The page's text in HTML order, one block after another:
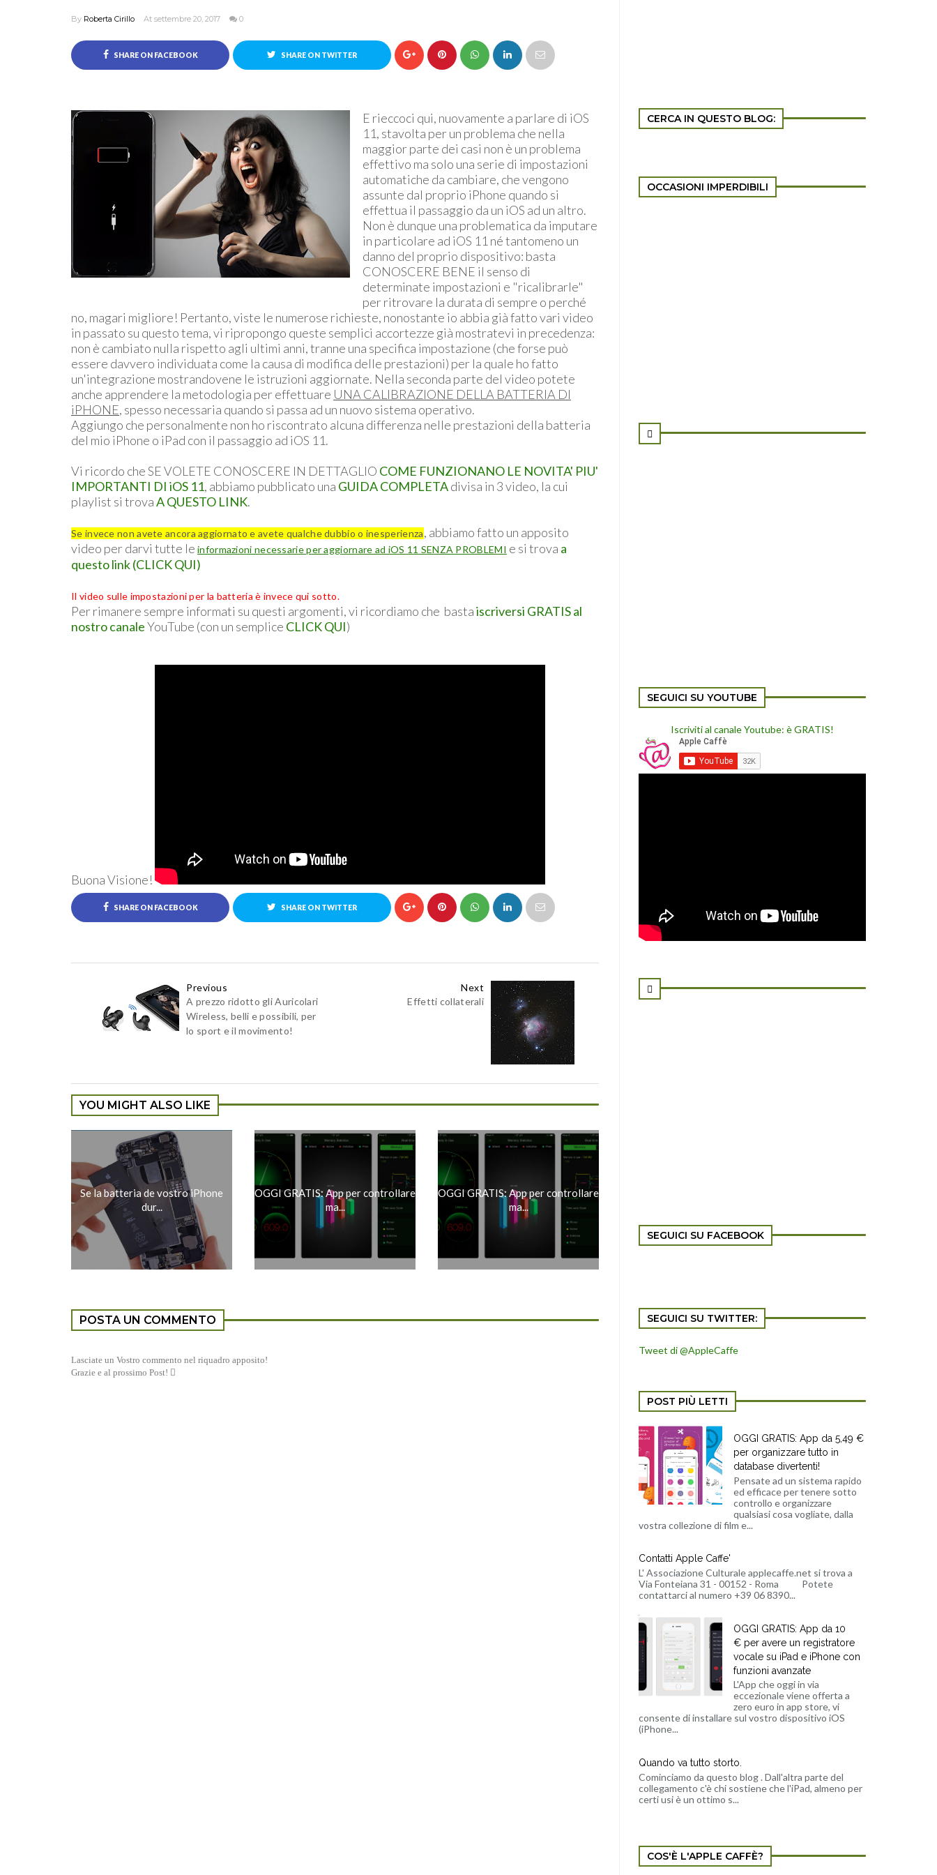
By Roberta Cirillo At settembre 20, 2017 0
SHARE ON FACEBOOK SHARE ON TWITTER
E rieccoci qui, nuovamente a parlare di iOS
11, stavolta per un problema che nella
maggior parte dei casi non è un problema
effettivo ma solo una serie di impostazioni
automatiche da cambiare, che vengono
assunte dal proprio iPhone quando si
effettua il passaggio da un iOS ad un altro.
Non è dunque una problematica da imputare
in particolare ad iOS 11 né tantomeno un
danno del proprio dispositivo: basta
CONOSCERE BENE il senso di
determinate impostazioni e "ricalibrarle"
per ritrovare la durata di sempre o perché
no, magari migliore! Pertanto, viste le numerose richieste, nonostante io abbia già fatto vari video
in passato su questo tema, vi ripropongo queste semplici accortezze già mostratevi in precedenza:
non è cambiato nulla rispetto agli ultimi anni, tranne una specifica impostazione (che forse può
essere davvero individuata come la causa di modifica delle prestazioni) per la quale ho fatto
un'integrazione mostrandovene le istruzioni aggiornate. Nella seconda parte del video potete
anche apprendere la metodologia per effettuare UNA CALIBRAZIONE DELLA BATTERIA DI
iPHONE, spesso necessaria quando si passa ad un nuovo sistema operativo.
Aggiungo che personalmente non ho riscontrato alcuna differenza nelle prestazioni della batteria
del mio iPhone o iPad con il passaggio ad iOS 11.
Vi ricordo che SE VOLETE CONOSCERE IN DETTAGLIO COME FUNZIONANO LE NOVITA' PIU'
IMPORTANTI DI iOS 11, abbiamo pubblicato una GUIDA COMPLETAdivisa in 3 video, la cui
playlist si trovaA QUESTO LINK.
Se invece non avete ancora aggiornato e avete qualche dubbio o inesperienza, abbiamo fatto un apposito
video per darvi tutte le informazioni necessarie per aggiornare ad iOS 11 SENZA PROBLEMI e si trova a
questo link (CLICK QUI)
Il video sulle impostazioni per la batteria è invece qui sotto.
Per rimanere sempre informati su questi argomenti, vi ricordiamo che bastaiscriversi GRATIS al
nostro canaleYouTube (con un semplice CLICK QUI)
Buona Visione!
SHARE ON FACEBOOK SHARE ON TWITTER
Next
Effetti collaterali
Previous
A prezzo ridotto gli Auricolari
Wireless, belli e possibili, per
lo sport e il movimento!
YOU MIGHT ALSO LIKE
Se la batteria de vostro iPhone
dur...
OGGI GRATIS: App per controllare
ma...
OGGI GRATIS: App per controllare
ma...
POSTA UN COMMENTO
Lasciate un Vostro commento nel riquadro apposito!
Grazie e al prossimo Post! 
CERCA IN QUESTO BLOG:
OCCASIONI IMPERDIBILI

SEGUICI SU YOUTUBE
Iscriviti al canale Youtube: è GRATIS!

SEGUICI SU FACEBOOK
SEGUICI SU TWITTER:
Tweet di @AppleCaffe
POST PIÙ LETTI
OGGI GRATIS: App da 5,49 €
per organizzare tutto in
database divertenti!
Pensate ad un sistema rapido
ed efficace per tenere sotto
controllo e organizzare
qualsiasi cosa vogliate, dalla
vostra collezione di film e...
Contatti Apple Caffe'
L' Associazione Culturale applecaffe.net si trova a
Via Fonteiana 31 - 00152 - Roma Potete
contattarci al numero +39 06 8390...
OGGI GRATIS: App da 10
€ per avere un registratore
vocale su iPad e iPhone con
funzioni avanzate
L'App che oggi in via
eccezionale viene offerta a
zero euro in app store, vi
consente di installare sul vostro dispositivo iOS
(iPhone...
Quando va tutto storto.
Cominciamo da questo blog . Dall'altra parte del
collegamento c'è chi sostiene che l'iPad, almeno per
certi usi è un ottimo s...
COS'È L'APPLE CAFFÈ?